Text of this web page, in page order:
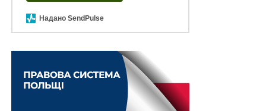
контактною інформацією.
Netpeak Group – група IT-компаній, що об’єднує 24
Надано SendPulse